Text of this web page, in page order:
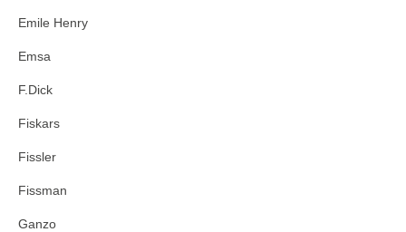
Emile Henry
Emsa
F.Dick
Fiskars
Fissler
Fissman
Ganzo